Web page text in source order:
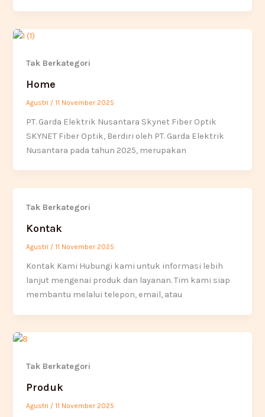
Tak Berkategori
Home
Agustri /11 November 2025
PT. Garda Elektrik Nusantara Skynet Fiber Optik
SKYNET Fiber Optik, Berdiri oleh PT. Garda Elektrik
Nusantara pada tahun 2025, merupakan
Tak Berkategori
Kontak
Agustri /11 November 2025
Kontak Kami Hubungi kami untuk informasi lebih
lanjut mengenai produk dan layanan. Tim kami siap
membantu melalui telepon, email, atau
Tak Berkategori
Produk
Agustri /11 November 2025